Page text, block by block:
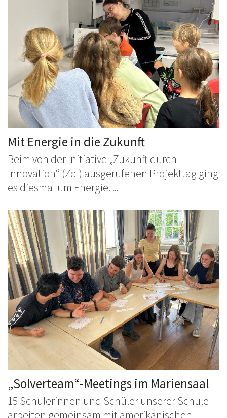
Mit Energie in die Zukunft
Beim von der Initiative „Zukunft durch
Innovation“ (ZdI) ausgerufenen Projekttag ging
es diesmal um Energie. ...
„Solverteam“-Meetings im Mariensaal
15 Schülerinnen und Schüler unserer Schule